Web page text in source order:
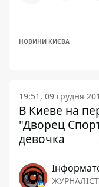
НОВИНИ КИЄВА
19:51, 09 грудня
В Киеве на
"Дворец
девочка
ЖУРНАЛІСТ